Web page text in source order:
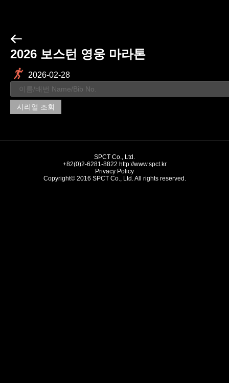
2026 보스턴 영웅 마라톤
2026-02-28
시리얼 조회
SPCT Co., Ltd.
+82(0)2-6281-8822 http://www.spct.kr
Privacy Policy
Copyright© 2016 SPCT Co., Ltd. All rights reserved.